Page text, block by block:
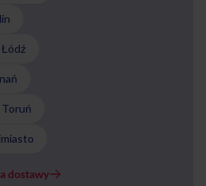
dostawy